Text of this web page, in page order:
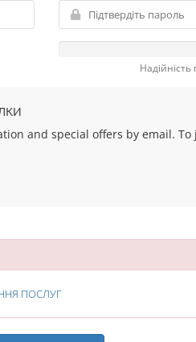
and special offers by email.
ПОСЛУГ